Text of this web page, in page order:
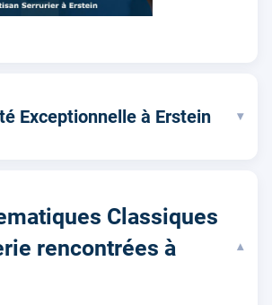
Exceptionnelle à Erstein ▾
Classiques
rencontrées à
▾